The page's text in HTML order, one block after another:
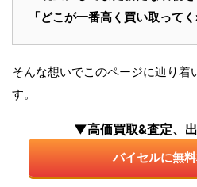
「どこが一番高く買い取って
そんな想いでこのページに辿り着
す。
▼高価買取&査定、
バイセルに無